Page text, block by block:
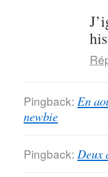
Pingback: En
newbie
Pingback: Deux